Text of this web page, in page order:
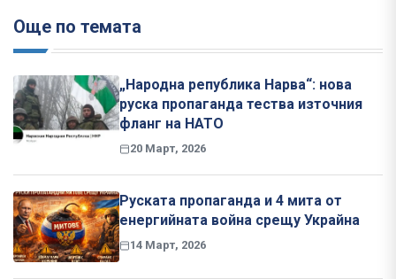
Още по темата
„Народна република Нарва“: нова
руска пропаганда тества източния
фланг на НАТО
20 Март, 2026
Руската пропаганда и 4 мита от
енергийната война срещу Украйна
14 Март, 2026